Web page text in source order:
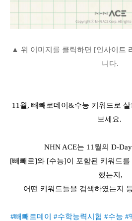
▲ 위 이미지를 클릭하면 [인사이트
니다.
11월, 빼빼로데이&수능 키워드로
보세요.
NHN ACE는 11월의 D-
[빼빼로]와 [수능]이 포함된 키워드
했는지,
어떤 키워드들을 검색하였는지
#빼빼로데이 #수학능력시험 #수능 #